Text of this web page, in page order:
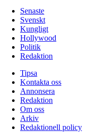
Senaste
Svenskt
Kungligt
Hollywood
Politik
Redaktion
Tipsa
Kontakta oss
Annonsera
Redaktion
Om oss
Arkiv
Redaktionell policy